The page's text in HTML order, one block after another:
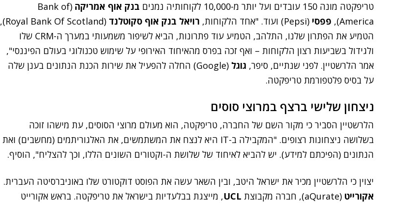
טריפקטה מונה 150 עובדים ועל יותר מ-10,000 לקוחותיה נמנים בנק אוף אמריקה (Bank of
America),
פפסי (Pepsi) ועוד. "אחד הלקוחות, רויאל בנק אוף סקוטלנד
(Royal Bank Of Scotland),
הטמיע את הפתרון שלנו, התלהב, הטמיע עוד פתרונות, הביא לשיפור משמעותי במערך ה-CRM שלו
ולגידול בשביעות רצון הלקוחות – ואף זכה בפרס מהאיחוד האירופי על שימוש טכנולוגי בעולם הפיננסי",
אמר הלרשטיין. לפני שנתיים, סיפר, גוגל
(Google) החלה להפעיל את שירות הכנת הנתונים בענן שלה
על בסיס פלטפורמת טריפקטה.
ניצחון שלישי ברצף במרוצי סוסים
הלרשטיין הסביר כי מקור השם של החברה, טריפקטה, הוא מעולם מרוצי הסוסים, עת מישהו זוכה
בשלושה ניצחונות רצופים. "המקבילה ב-IT היא לנצח את המשתמשים, את האלגוריתמים (מחשבים) ואת
הנתונים (הפיכתם למידע). יש להביא לאיחוד של שלושת ה-וקטורים השונים הללו, וכך להצליח", הוסיף.
יצוין כי הלרשטיין מכיר את ישראל היטב, ובין השאר עשה את הפוסט דוקטורט שלו באוניברסיטה העברית.
אקורייט (aQurate), חברה מקבוצת UCL, מייצגת בבלעדיות בישראל את טריפקטה. בראש אקורייט